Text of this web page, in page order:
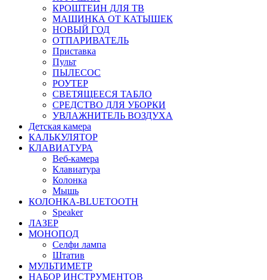
КРОШТЕИН ДЛЯ ТВ
МАШИНКА ОТ КАТЫШЕК
НОВЫЙ ГОД
ОТПАРИВАТЕЛЬ
Приставка
Пульт
ПЫЛЕСОС
РОУТЕР
СВЕТЯЩЕЕСЯ ТАБЛО
СРЕДСТВО ДЛЯ УБОРКИ
УВЛАЖНИТЕЛЬ ВОЗДУХА
Детская камера
КАЛЬКУЛЯТОР
КЛАВИАТУРА
Веб-камера
Клавиатура
Колонка
Мышь
КОЛОНКА-BLUETOOTH
Speaker
ЛАЗЕР
МОНОПОД
Селфи лампа
Штатив
МУЛЬТИМЕТР
НАБОР ИНСТРУМЕНТОВ